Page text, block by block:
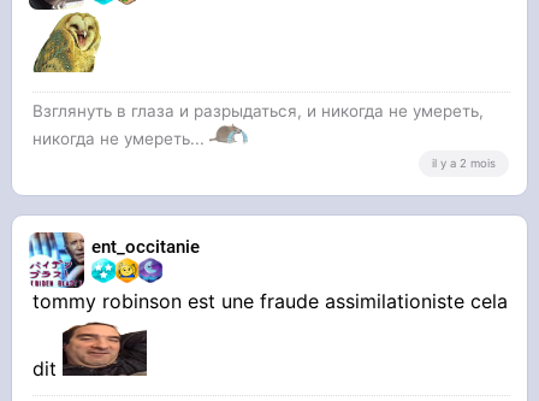
Взглянуть в глаза и разрыдаться, и никогда не умереть,
никогда не умереть...
il y a 2 mois
ent_occitanie
tommy robinson est une fraude assimilationiste cela
dit